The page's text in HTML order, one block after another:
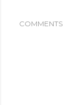
COMMENTS